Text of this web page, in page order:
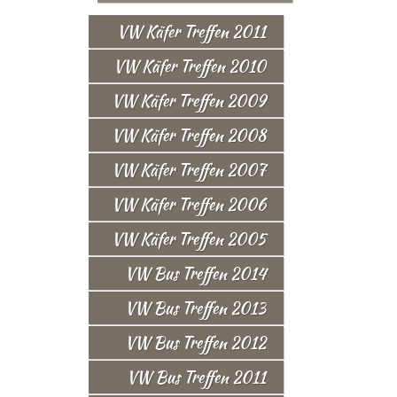
VW Käfer Treffen 2011
VW Käfer Treffen 2010
VW Käfer Treffen 2009
VW Käfer Treffen 2008
VW Käfer Treffen 2007
VW Käfer Treffen 2006
VW Käfer Treffen 2005
VW Bus Treffen 2014
VW Bus Treffen 2013
VW Bus Treffen 2012
VW Bus Treffen 2011